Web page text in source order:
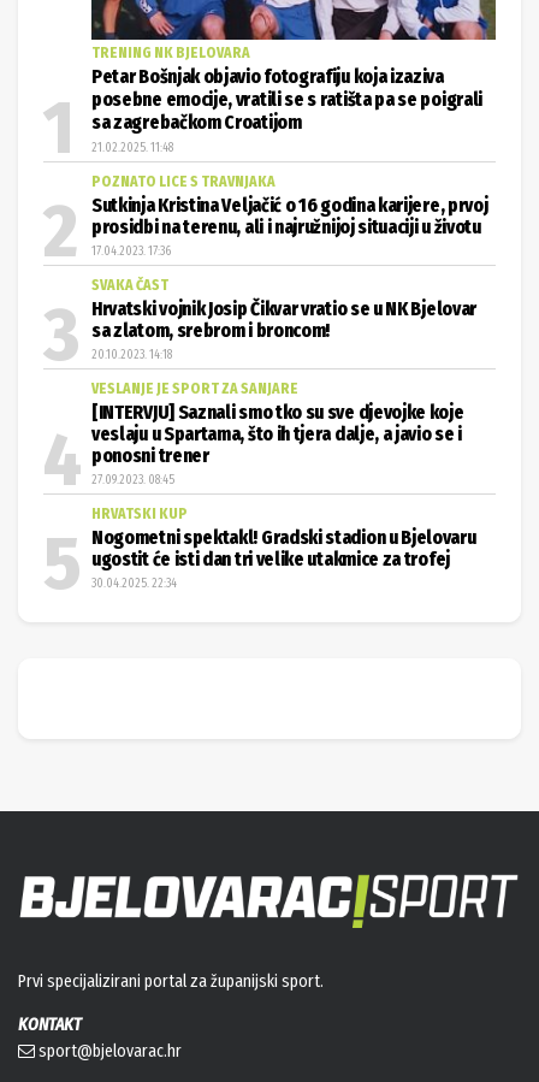
TRENING NK BJELOVARA
Petar Bošnjak objavio fotografiju koja izaziva
posebne emocije, vratili se s ratišta pa se poigrali
sa zagrebačkom Croatijom
21.02.2025. 11:48
POZNATO LICE S TRAVNJAKA
Sutkinja Kristina Veljačić o 16 godina karijere, prvoj
prosidbi na terenu, ali i najružnijoj situaciji u životu
17.04.2023. 17:36
SVAKA ČAST
Hrvatski vojnik Josip Čikvar vratio se u NK Bjelovar
sa zlatom, srebrom i broncom!
20.10.2023. 14:18
VESLANJE JE SPORT ZA SANJARE
[INTERVJU] Saznali smo tko su sve djevojke koje
veslaju u Spartama, što ih tjera dalje, a javio se i
ponosni trener
27.09.2023. 08:45
HRVATSKI KUP
Nogometni spektakl! Gradski stadion u Bjelovaru
ugostit će isti dan tri velike utakmice za trofej
30.04.2025. 22:34
Prvi specijalizirani portal za županijski sport.
KONTAKT
sport@bjelovarac.hr